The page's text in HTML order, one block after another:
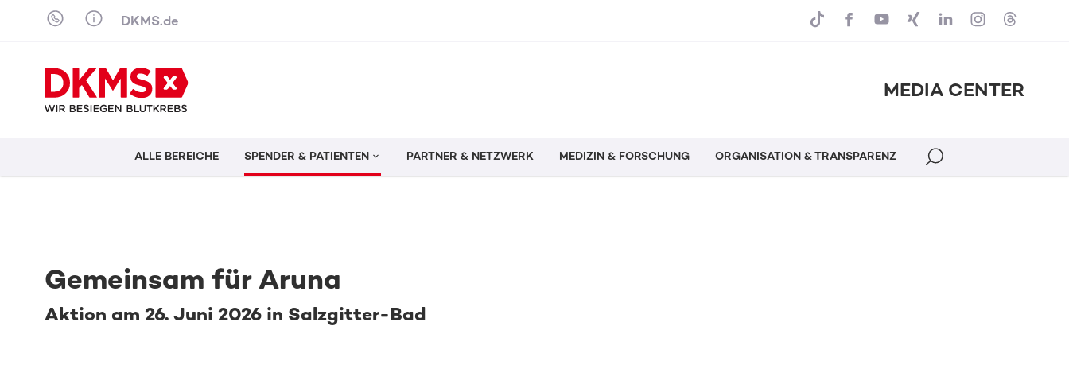
Skip to content
DKMS.de
MEDIA CENTER
ALLE BEREICHE SPENDER & PATIENTEN PARTNER & NETZWERK MEDIZIN & FORSCHUNG ORGANISATION & TRANSPARENZ
Gemeinsam für Aruna
Aktion am 26. Juni 2026 in Salzgitter-Bad